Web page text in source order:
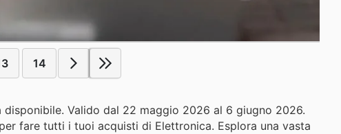
14
Valido dal 22 maggio 2026 al 6 giugno 2026.
fare tutti i tuoi acquisti di Elettronica. Esplora una vasta